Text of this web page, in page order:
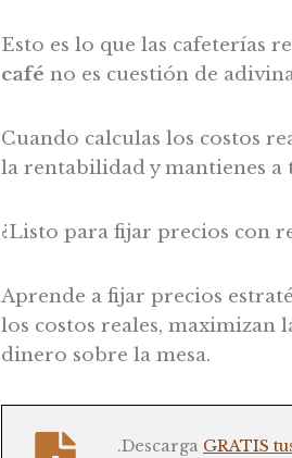
Esto es lo que las cafeterías
café no es cuestión de
Cuando calculas los costos
la rentabilidad y mantienes a
¿Listo para fijar precios con
Aprende a fijar precios
los costos reales, maximizan
dinero sobre la mesa.
.Descarga GRATIS